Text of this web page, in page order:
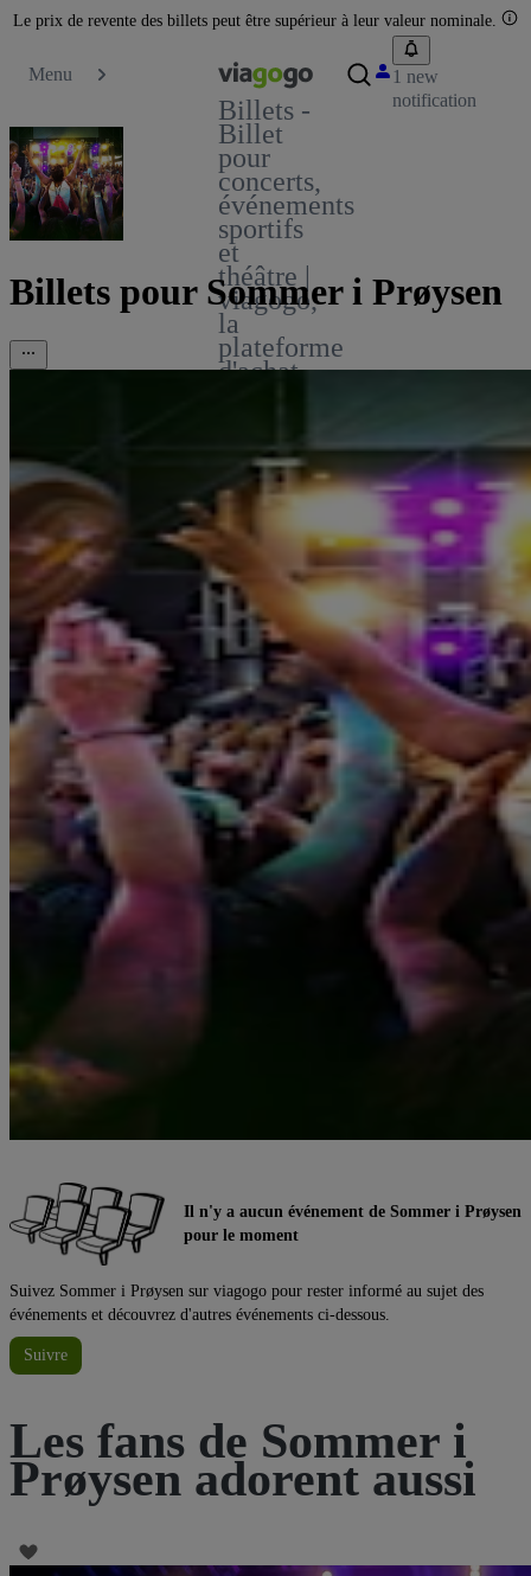
Le prix de revente des billets peut être supérieur à leur valeur nominale.
Menu
Billets -
Billet
pour
concerts,
événements
sportifs
et
théâtre |
viagogo,
la
plateforme
d'achat
billets
1 new
notification
Billets pour Sommer i Prøysen
Il n'y a aucun événement de Sommer i Prøysen
pour le moment
Suivez Sommer i Prøysen sur viagogo pour rester informé au sujet des
événements et découvrez d'autres événements ci-dessous.
Suivre
Les fans de Sommer i
Prøysen adorent aussi